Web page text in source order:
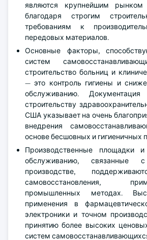
являются крупнейшим
благодаря строгим
требованиям к
передовых материалов.
Основные факторы,
систем
строительство больниц и
— это контроль гигиены и
обслуживанию.
строительству
США указывает на очень
внедрения
основе бесшовных и гигиеничных
Производственные площадки
обслуживанию, связанные
производстве,
самовосстановления,
промышленных методах.
применения в
электроники и точном
принятию более высоких
систем